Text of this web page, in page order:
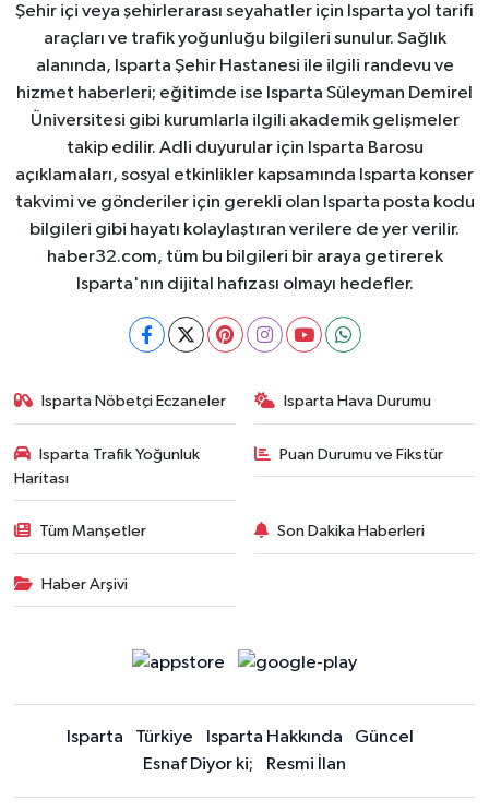
Şehir içi veya şehirlerarası seyahatler için Isparta yol tarifi
araçları ve trafik yoğunluğu bilgileri sunulur. Sağlık
alanında, Isparta Şehir Hastanesi ile ilgili randevu ve
hizmet haberleri; eğitimde ise Isparta Süleyman Demirel
Üniversitesi gibi kurumlarla ilgili akademik gelişmeler
takip edilir. Adli duyurular için Isparta Barosu
açıklamaları, sosyal etkinlikler kapsamında Isparta konser
takvimi ve gönderiler için gerekli olan Isparta posta kodu
bilgileri gibi hayatı kolaylaştıran verilere de yer verilir.
haber32.com, tüm bu bilgileri bir araya getirerek
Isparta'nın dijital hafızası olmayı hedefler.
Isparta Nöbetçi Eczaneler Isparta Hava Durumu
Isparta Trafik Yoğunluk
Haritası
Puan Durumu ve Fikstür
Tüm Manşetler Son Dakika Haberleri
Haber Arşivi
Isparta Türkiye Isparta Hakkında
Güncel
Esnaf Diyor ki;
Resmi İlan